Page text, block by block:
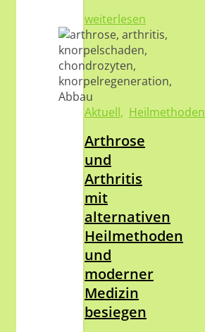
weiterlesen
Aktuell, Heilmethoden
Arthrose
und
Arthritis
mit
alternativen
Heilmethoden
und
moderner
Medizin
besiegen